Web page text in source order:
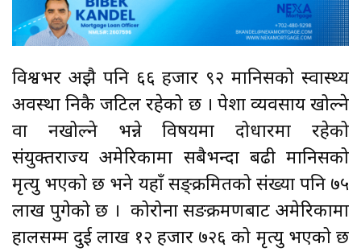
विश्वभर अझै पनि ६६ हजार ९२ मानिसको स्वास्थ्य
अवस्था निकै जटिल रहेको छ । पेशा व्यवसाय खोल्ने
वा नखोल्ने भन्ने विषयमा दोधारमा रहेको
संयुक्तराज्य अमेरिकामा सबैभन्दा बढी मानिसको
मृत्यु भएको छ भने यहाँ सङ्क्रमितको संख्या पनि ७५
लाख पुगेको छ । कोरोना सङक्रमणबाट अमेरिकामा
हालसम्म दुई लाख १२ हजार ७२६ को मृत्यु भएको छ